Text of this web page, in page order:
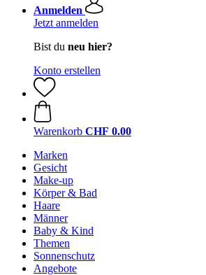
Anmelden
Jetzt anmelden
Bist du neu hier?
Konto erstellen
Warenkorb CHF 0.00
Marken
Gesicht
Make-up
Körper & Bad
Haare
Männer
Baby & Kind
Themen
Sonnenschutz
Angebote